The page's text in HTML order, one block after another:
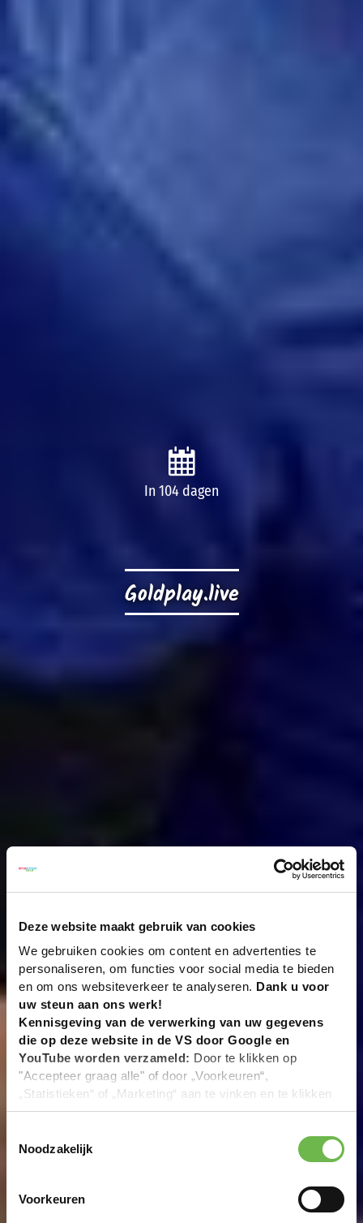
Deze website maakt gebruik van cookies
We gebruiken cookies om content en advertenties te
personaliseren, om functies voor social media te bieden
en om ons websiteverkeer te analyseren. Dank u voor
uw steun aan ons werk!
Kennisgeving van de verwerking van uw gegevens
die op deze website in de VS door Google en
YouTube worden verzameld: Door te klikken op
"Accepteer graag alle" of door „Voorkeuren“,
„Statistieken“ of „Marketing“ aan te vinken en te klikken
op "Selectie handmatig instellen", stemt u er ook mee in
overeenstemming met Art. 49 (1) zin 1 lit. a DSGVO. De
VS zijn door het Europees Hof van Justitie beoordeeld
gegevensbescherming volgens EU-normen. In het
Noodzakelijk
Voorkeuren
In 104 dagen
Goldplay.live